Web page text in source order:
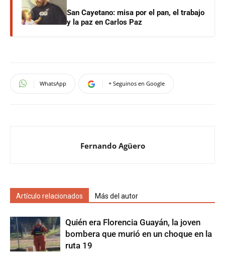
San Cayetano: misa por el pan, el trabajo
y la paz en Carlos Paz
WhatsApp + Seguinos en Google
Fernando Agüero
Artículo relacionados Más del autor
Quién era Florencia Guayán, la joven
bombera que murió en un choque en la
ruta 19